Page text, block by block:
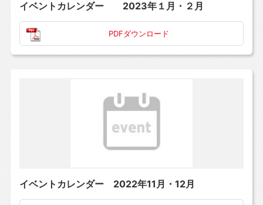
イベントカレンダー 2023年１月・２月
PDFダウンロード
イベントカレンダー 2022年11月・12月